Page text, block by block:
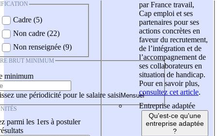
Cadre (5)
Non cadre (22)
Non renseignée (9)
BRUT MINIMUM
minimum
une périodicité pour le salaire saisi
parmi les 1ers à postuler
par France travail,
Cap emploi et ses
partenaires pour ses
actions concrètes en
faveur du recrutement,
de l’intégration et de
l’accompagnement de
ses collaborateurs en
situation de handicap.
Pour en savoir plus,
consultez cet article.
Entreprise adaptée
Qu'est-ce qu'une
entreprise adaptée
?